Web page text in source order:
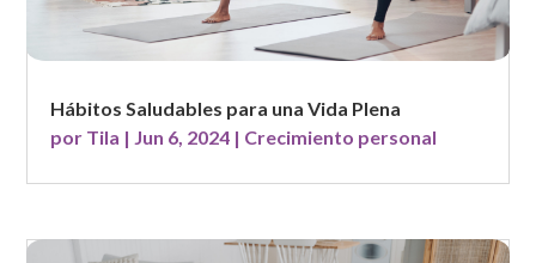
Hábitos Saludables para una Vida Plena
por Tila | Jun 6, 2024 | Crecimiento personal